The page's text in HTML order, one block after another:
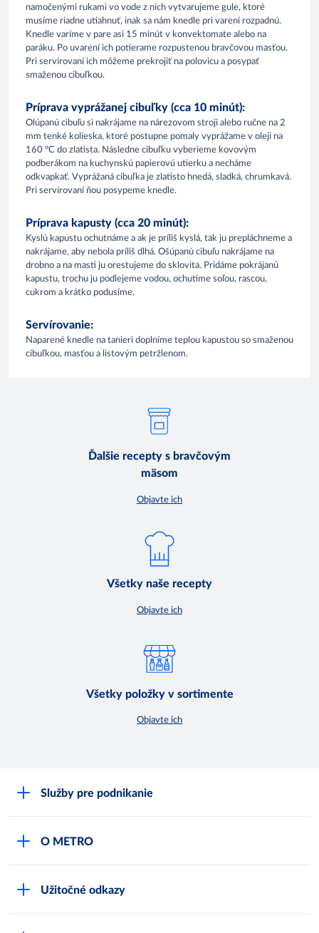
namočenými rukami vo vode z nich vytvarujeme gule, ktoré
musíme riadne utiahnuť, inak sa nám knedle pri varení rozpadnú.
Knedle varíme v pare asi 15 minút v konvektomate alebo na
paráku. Po uvarení ich potierame rozpustenou bravčovou masťou.
Pri servírovaní ich môžeme prekrojiť na polovicu a posypať
smaženou cibuľkou.
Príprava vyprážanej cibuľky (cca 10 minút):
Olúpanú cibuľu si nakrájame na nárezovom stroji alebo ručne na 2
mm tenké kolieska, ktoré postupne pomaly vyprážame v oleji na
160 °C do zlatista. Následne cibuľku vyberieme kovovým
podberákom na kuchynskú papierovú utierku a necháme
odkvapkať. Vyprážaná cibuľka je zlatisto hnedá, sladká, chrumkavá.
Pri servírovaní ňou posypeme knedle.
Príprava kapusty (cca 20 minút):
Kyslú kapustu ochutnáme a ak je príliš kyslá, tak ju prepláchneme a
nakrájame, aby nebola príliš dlhá. Ošúpanú cibuľu nakrájame na
drobno a na masti ju orestujeme do sklovita. Pridáme pokrájanú
kapustu, trochu ju podlejeme vodou, ochutíme soľou, rascou,
cukrom a krátko podusíme.
Servírovanie:
Naparené knedle na tanieri doplníme teplou kapustou so smaženou
cibuľkou, masťou a listovým petržlenom.
Ďalšie recepty s bravčovým
mäsom
Objavte ich
Všetky naše recepty
Objavte ich
Všetky položky v sortimente
Objavte ich
Služby pre podnikanie
O METRO
Užitočné odkazy